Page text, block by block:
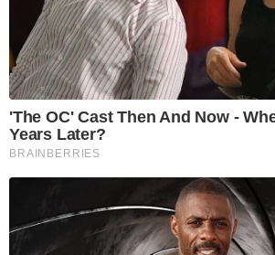
'The OC' Cast Then And Now -
Years Later?
BRAINBERRIES